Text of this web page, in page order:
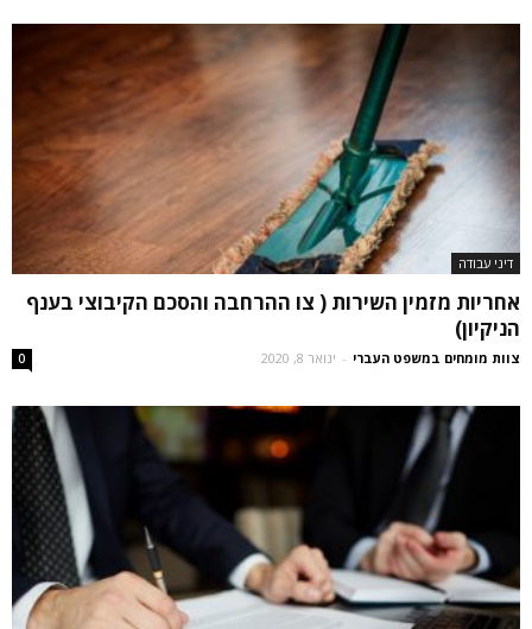
דיני עבודה
אחריות מזמין השירות ( צו ההרחבה והסכם הקיבוצי בענף
הניקיון)
צוות מומחים במשפט העברי - ינואר 8, 2020 0